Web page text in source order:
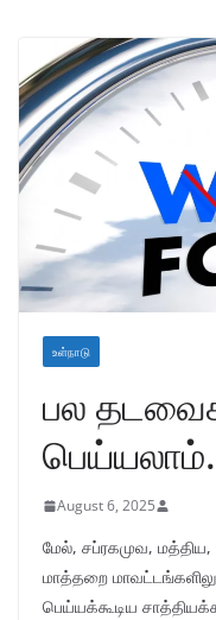
உள்நாடு
பல
August 6, 2025
மேல், சப்ரகமுவ,
மாத்தறை
பெய்யக்கூடிய